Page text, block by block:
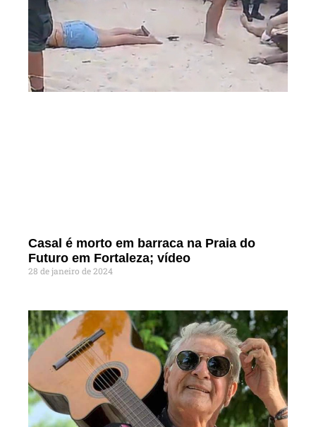
Casal é morto em barraca na Praia do
Futuro em Fortaleza; vídeo
28 de janeiro de 2024